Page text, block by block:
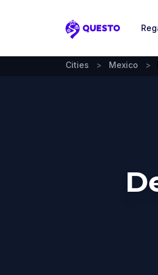
Questo
Cities > Mexico >